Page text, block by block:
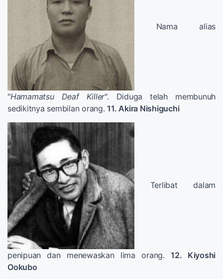
Nama alias
"Hamamatsu Deaf Killer". Diduga telah membunuh
sedikitnya sembilan orang.11. Akira Nishiguchi
Terlibat dalam
penipuan dan menewaskan lima orang.12. Kiyoshi
Ookubo